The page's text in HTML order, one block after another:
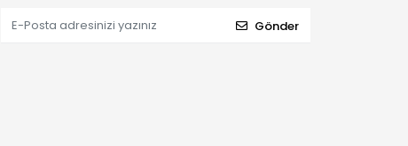
Gönder